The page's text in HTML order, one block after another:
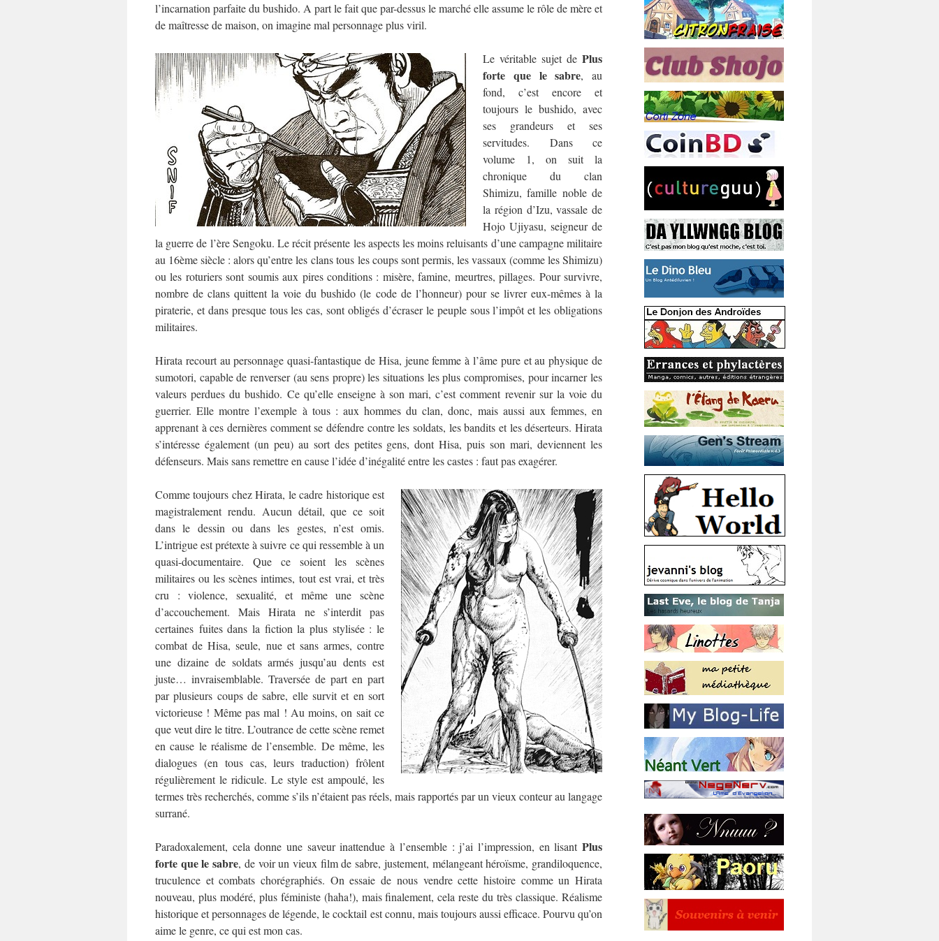
l’incarnation parfaite du bushido. A part le fait que par-dessus le marché elle assume le rôle de mère et
de maîtresse de maison, on imagine mal personnage plus viril.
Le véritable sujet de Plus
forte que le sabre, au
fond, c’est encore et
toujours le bushido, avec
ses grandeurs et ses
servitudes. Dans ce
volume 1, on suit la
chronique du clan
Shimizu, famille noble de
la région d’Izu, vassale de
Hojo Ujiyasu, seigneur de
la guerre de l’ère Sengoku. Le récit présente les aspects les moins reluisants d’une campagne militaire
au 16ème siècle : alors qu’entre les clans tous les coups sont permis, les vassaux (comme les Shimizu)
ou les roturiers sont soumis aux pires conditions : misère, famine, meurtres, pillages. Pour survivre,
nombre de clans quittent la voie du bushido (le code de l’honneur) pour se livrer eux-mêmes à la
piraterie, et dans presque tous les cas, sont obligés d’écraser le peuple sous l’impôt et les obligations
militaires.
Hirata recourt au personnage quasi-fantastique de Hisa, jeune femme à l’âme pure et au physique de
sumotori, capable de renverser (au sens propre) les situations les plus compromises, pour incarner les
valeurs perdues du bushido. Ce qu’elle enseigne à son mari, c’est comment revenir sur la voie du
guerrier. Elle montre l’exemple à tous : aux hommes du clan, donc, mais aussi aux femmes, en
apprenant à ces dernières comment se défendre contre les soldats, les bandits et les déserteurs. Hirata
s’intéresse également (un peu) au sort des petites gens, dont Hisa, puis son mari, deviennent les
défenseurs. Mais sans remettre en cause l’idée d’inégalité entre les castes : faut pas exagérer.
Comme toujours chez Hirata, le cadre historique est
magistralement rendu. Aucun détail, que ce soit
dans le dessin ou dans les gestes, n’est omis.
L’intrigue est prétexte à suivre ce qui ressemble à un
quasi-documentaire. Que ce soient les scènes
militaires ou les scènes intimes, tout est vrai, et très
cru : violence, sexualité, et même une scène
d’accouchement. Mais Hirata ne s’interdit pas
certaines fuites dans la fiction la plus stylisée : le
combat de Hisa, seule, nue et sans armes, contre
une dizaine de soldats armés jusqu’au dents est
juste… invraisemblable. Traversée de part en part
par plusieurs coups de sabre, elle survit et en sort
victorieuse ! Même pas mal ! Au moins, on sait ce
que veut dire le titre. L’outrance de cette scène remet
en cause le réalisme de l’ensemble. De même, les
dialogues (en tous cas, leurs traduction) frôlent
régulièrement le ridicule. Le style est ampoulé, les
termes très recherchés, comme s’ils n’étaient pas réels, mais rapportés par un vieux conteur au langage
surrané.
Paradoxalement, cela donne une saveur inattendue à l’ensemble : j’ai l’impression, en lisant Plus
forte que le sabre, de voir un vieux film de sabre, justement, mélangeant héroïsme, grandiloquence,
truculence et combats chorégraphiés. On essaie de nous vendre cette histoire comme un Hirata
nouveau, plus modéré, plus féministe (haha!), mais finalement, cela reste du très classique. Réalisme
historique et personnages de légende, le cocktail est connu, mais toujours aussi efficace. Pourvu qu’on
aime le genre, ce qui est mon cas.